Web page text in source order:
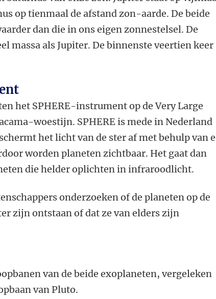
op tienmaal de afstand zon-aarde. De beide
dan die in ons eigen zonnestelsel. De
massa als Jupiter. De binnenste veertien keer
het SPHERE-instrument op de Very Large
woestijn. SPHERE is mede in Nederland
het licht van de ster af met behulp van
worden planeten zichtbaar. Het gaat dan
die helder oplichten in infraroodlicht.
onderzoeken of de planeten op de
zijn ontstaan of dat ze van elders zijn
van de beide exoplaneten, vergeleken
van Pluto.